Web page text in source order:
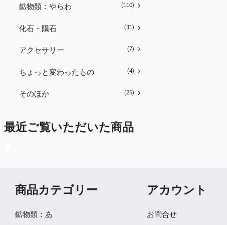
鉱物類：やらわ (110)
化石・隕石 (31)
アクセサリー (7)
ちょっと変わったもの (4)
そのほか (25)
最近ご覧いただいた商品
商品カテゴリー
鉱物類：あ
アカウント
お問合せ